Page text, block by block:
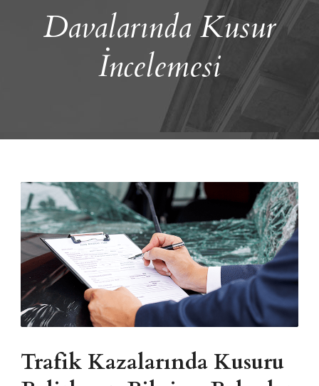
Davalarında Kusur
İncelemesi
Trafik Kazalarında Kusuru